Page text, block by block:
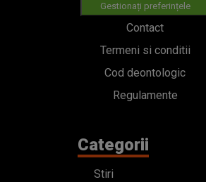
Gestionați preferințele
Contact
Termeni si conditii
Cod deontologic
Regulamente
Categorii
Stiri